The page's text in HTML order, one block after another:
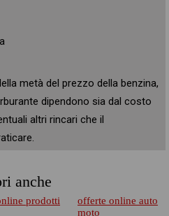
metà del prezzo della benzina,
dipendono sia dal costo
altri rincari che il
anche
prodotti
offerte online auto
moto